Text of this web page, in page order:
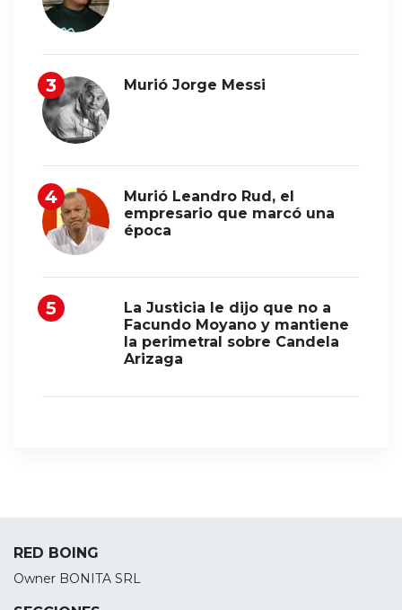
Murió Jorge Messi
Murió Leandro Rud, el
empresario que marcó una
época
La Justicia le dijo que no a
Facundo Moyano y mantiene
la perimetral sobre Candela
Arizaga
RED BOING
Owner BONITA SRL